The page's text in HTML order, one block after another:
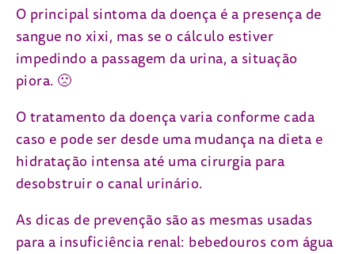
O principal sintoma da doença é a presença de
sangue no xixi, mas se o cálculo estiver
impedindo a passagem da urina, a situação
piora. 🙁
O tratamento da doença varia conforme cada
caso e pode ser desde uma mudança na dieta e
hidratação intensa até uma cirurgia para
desobstruir o canal urinário.
As dicas de prevenção são as mesmas usadas
para a insuficiência renal: bebedouros com água